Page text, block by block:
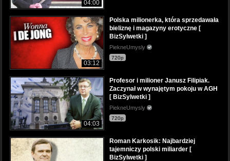
04:00
03:12
Polska milionerka, która sprzedawała
bieliznę i magazyny erotyczne [
BizSylwetki ]
PiekneUmysly
720p
04:03
Profesor i milioner Janusz Filipiak.
Zaczynał w wynajętym pokoju w AGH
[ BizSylwetki ]
PiekneUmysly
720p
Roman Karkosik: Najbardziej
tajemniczy polski miliarder [
BizSylwetki ]